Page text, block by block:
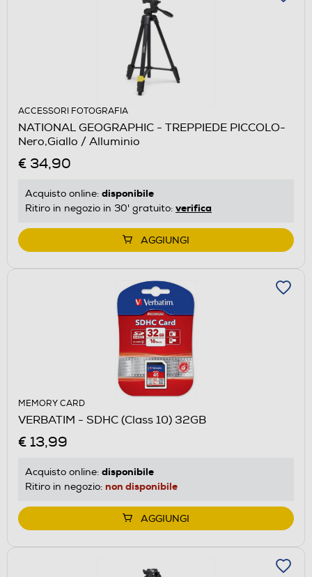
ACCESSORI FOTOGRAFIA
NATIONAL GEOGRAPHIC - TREPPIEDE PICCOLO-
Nero,Giallo / Alluminio
€ 34,90
Acquisto online: disponibile
Ritiro in negozio in 30' gratuito: verifica
AGGIUNGI
MEMORY CARD
VERBATIM - SDHC (Class 10) 32GB
€ 13,99
Acquisto online: disponibile
Ritiro in negozio: non disponibile
AGGIUNGI